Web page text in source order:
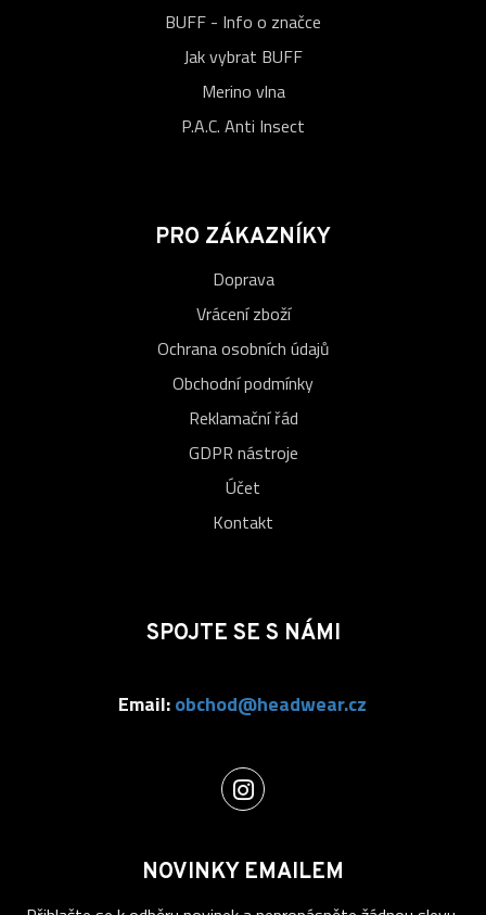
BUFF - Info o značce
Jak vybrat BUFF
Merino vlna
P.A.C. Anti Insect
PRO ZÁKAZNÍKY
Doprava
Vrácení zboží
Ochrana osobních údajů
Obchodní podmínky
Reklamační řád
GDPR nástroje
Účet
Kontakt
SPOJTE SE S NÁMI
Email:obchod@headwear.cz
NOVINKY EMAILEM